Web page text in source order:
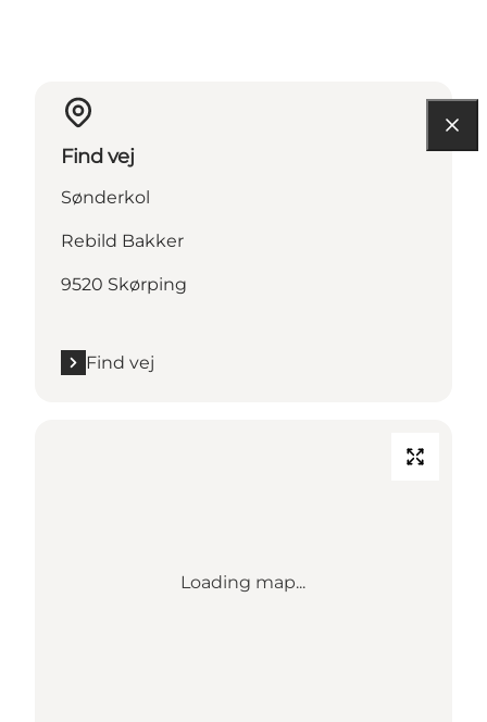
Find vej
Sønderkol
Rebild Bakker
9520 Skørping
Find vej
Loading map...